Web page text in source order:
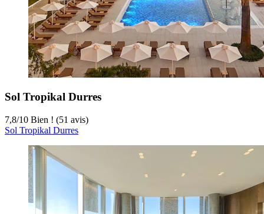
Sol Tropikal Durres
7,8/10 Bien ! (51 avis)
Sol Tropikal Durres